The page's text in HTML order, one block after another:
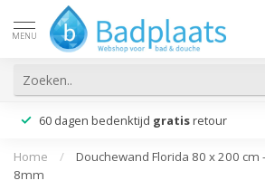
MENU
60 dagen bedenktijd gratis retour
Home /
Douchewand Florida 80 x 200 cm
8mm